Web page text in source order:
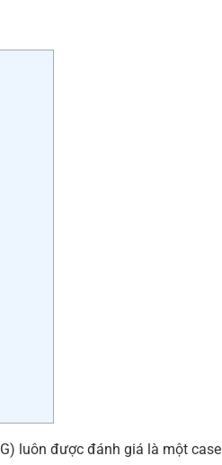
luôn được đánh giá là một case